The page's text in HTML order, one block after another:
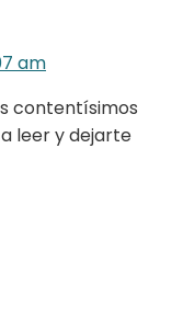
am
contentísimos
leer y dejarte